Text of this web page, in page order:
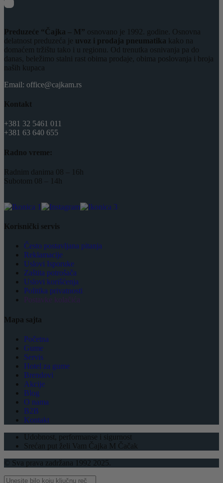
Preduzeće “Čajka – M” osnovano je 1992. godine. Osnovna
delatnost preduzeća je uvoz i prodaja pneumatika kako na
domaćem tržištu tako i u regionu. Od trenutka osnivanja pa do
danas, beležimo stalni rast obima prodaje, obima poslovanja i broja
naših kupaca
Email: office@cajkam.rs
Kontakt
+381 32 5461 011
+381 63 640 655
Radno vreme:
Radnim danima 08 – 16h
Subotom 08 – 14h
Korisnički servis
Često postavljana pitanja
Reklamacije
Uslovi Isporuke
Zaštita potrošača
Uslovi korišćenja
Politika privatnosti
Postavke kolačića
Mapa sajta
Početna
Gume
Servis
Hotel za gume
Brendovi
Akcije
Blog
O nama
B2B
Kontakt
Udobnost, performanse i sigurnost
Srećan put želi Vam Čajka M Čačak
© Sva prava zadržana 1992 2025.